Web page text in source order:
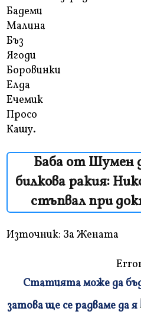
Бадеми
Малина
Бъз
Ягоди
Боровинки
Елда
Ечемик
Просо
Кашу.
Баба от Шумен
билкова ракия:
стъпвал при
Източник: За Жената
и
Статията може да
затова ще се радваме да я